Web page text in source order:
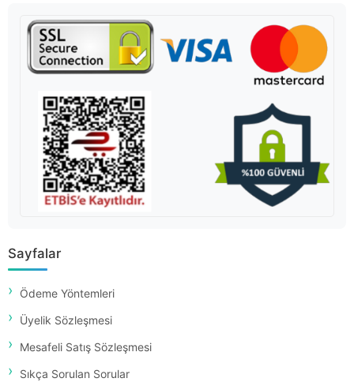
Sayfalar
Ödeme Yöntemleri
Üyelik Sözleşmesi
Mesafeli Satış Sözleşmesi
Sıkça Sorulan Sorular